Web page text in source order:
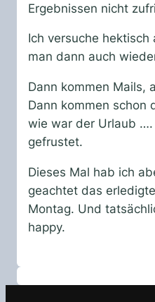
Ergebnissen nicht
Ich versuche
man dann auch
Dann kommen Mails,
Dann kommen schon
wie war der Urlaub ….
gefrustet.
Dieses Mal hab ich
geachtet das
Montag. Und
happy.